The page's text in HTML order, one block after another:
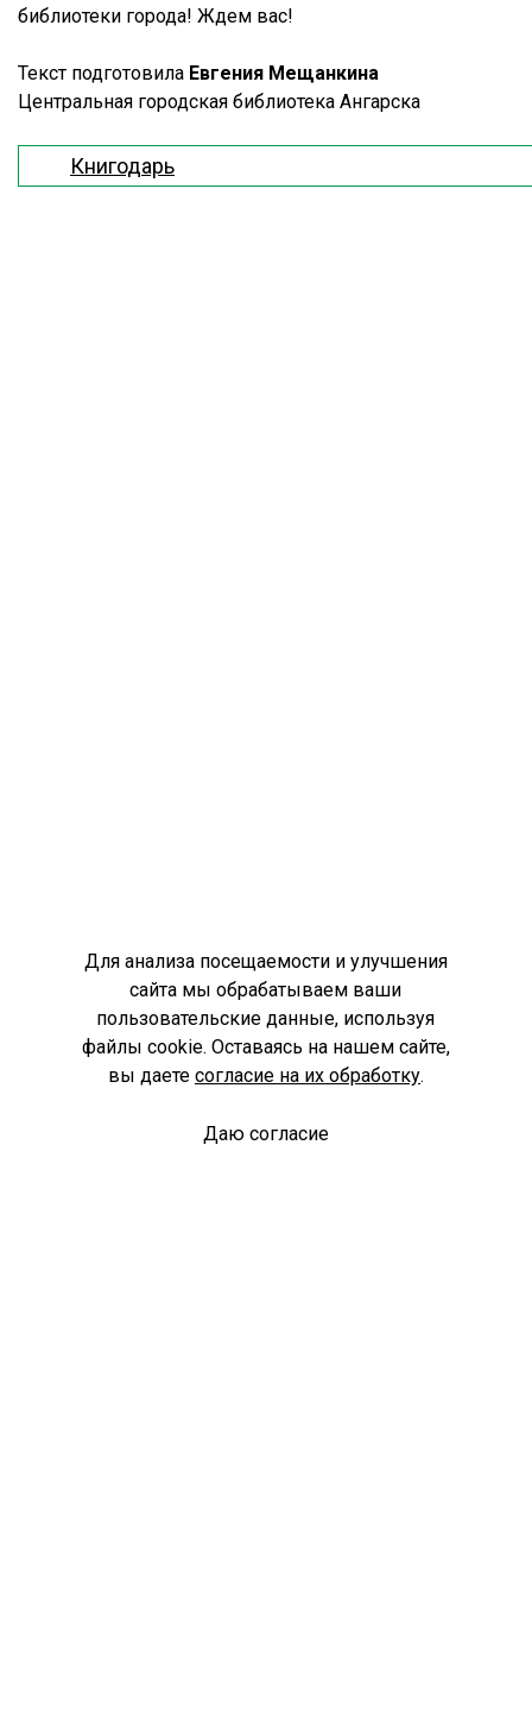
библиотеки города! Ждем вас!
Текст подготовила Евгения Мещанкина
Центральная городская библиотека Ангарска
Книгодарь
Для анализа посещаемости и улучшения
сайта мы обрабатываем ваши
пользовательские данные, используя
файлы cookie. Оставаясь на нашем сайте,
вы даете согласие на их обработку.
Даю согласие